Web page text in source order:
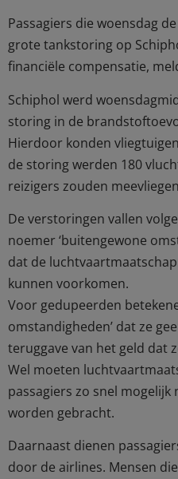
Passagiers die woensdag
grote tankstoring op
financiële compensatie,
Schiphol werd
storing in de
Hierdoor konden
de storing werden 180
reizigers zouden
De verstoringen vallen
noemer ‘buitengewone
dat de
kunnen voorkomen.
Voor gedupeerden
omstandigheden’ dat ze
teruggave van het geld dat
Wel moeten
passagiers zo snel
worden gebracht.
Daarnaast dienen
door de airlines. Mensen